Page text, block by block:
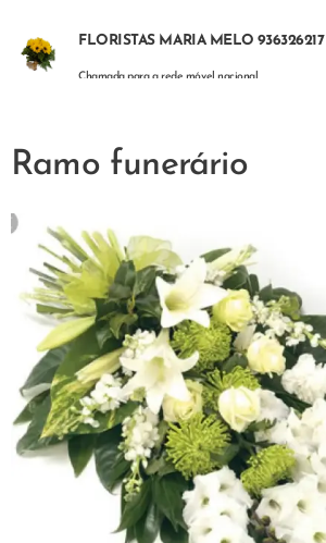
FLORISTAS MARIA MELO 936326217
Chamada para a rede móvel nacional
Ramo funerário